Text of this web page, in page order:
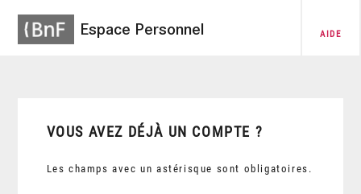
Espace Personnel AIDE
VOUS AVEZ DÉJÀ UN COMPTE ?
Les champs avec un astérisque sont obligatoires.